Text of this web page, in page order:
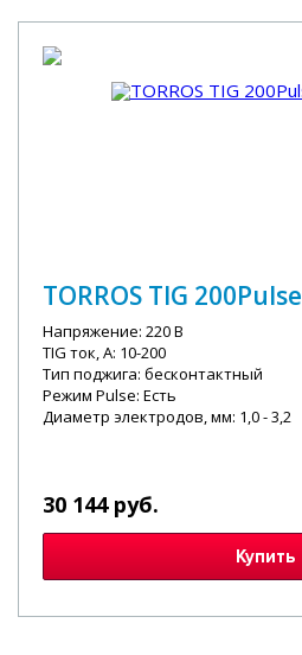
TORROS TIG
Напряжение: 220 В
TIG ток, А: 10-200
Тип поджига: бесконтактный
Режим Pulse: Есть
Диаметр электродов, мм: 1,0 - 3,2
30 144 руб.
Купить